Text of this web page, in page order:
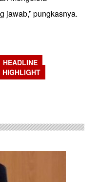
jawab,” pungkasnya.
HEADLINE
HIGHLIGHT